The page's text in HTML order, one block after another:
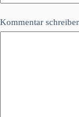
Kommentar